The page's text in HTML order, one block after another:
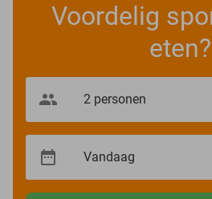
Voordelig
eten?